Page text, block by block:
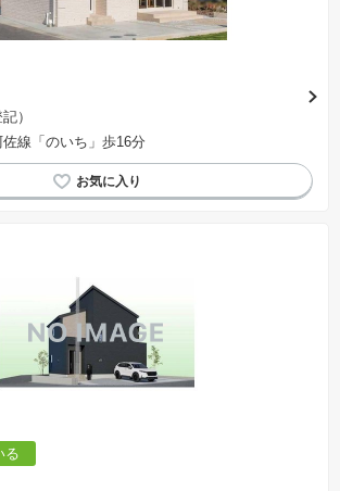
地売買契約は白紙に戻り、土地契約にかかった代金（土地代金、
に関わらず、全て返却されます。
費用等」は消費税込みの「総額表示」で統一しています。
物件においては「消費税を除いた建物価格」と「土地価格」の
約手続き、決済、引き渡し時にかかる費用を表示しています。
が異なるため、ご自身で十分な確認をしていただくようにお願い
）
線「のいち」歩16分
る